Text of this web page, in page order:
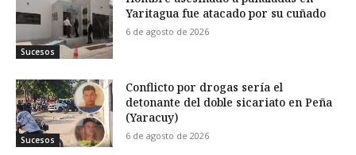
Sucesos
Yaritagua fue atacado por su cuñado
6 de agosto de 2026
Sucesos
Conflicto por drogas sería el
detonante del doble sicariato en Peña
(Yaracuy)
6 de agosto de 2026